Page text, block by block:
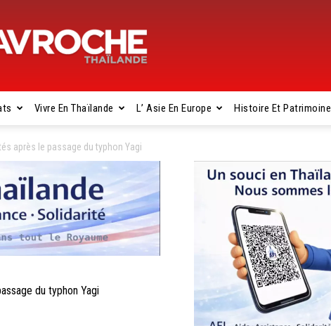
Gavroche
Thaïlande
Vivre En Thaïlande L’ Asie En Europe Histoire Et Patrimoine
après le passage du typhon Yagi
du typhon Yagi